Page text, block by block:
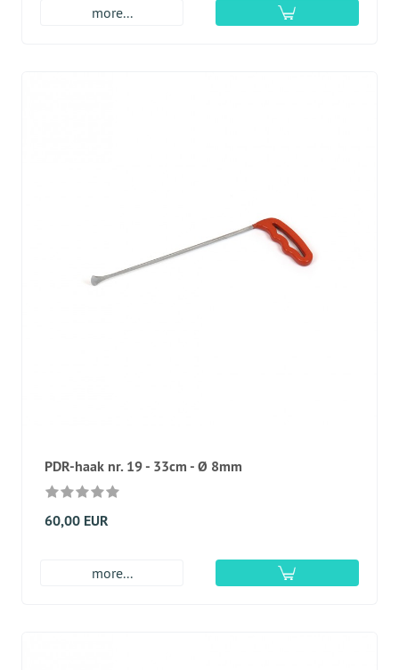
more...
PDR-haak nr. 19 - 33cm - Ø 8mm
60,00 EUR
more...